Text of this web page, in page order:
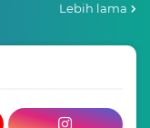
Lebih lama